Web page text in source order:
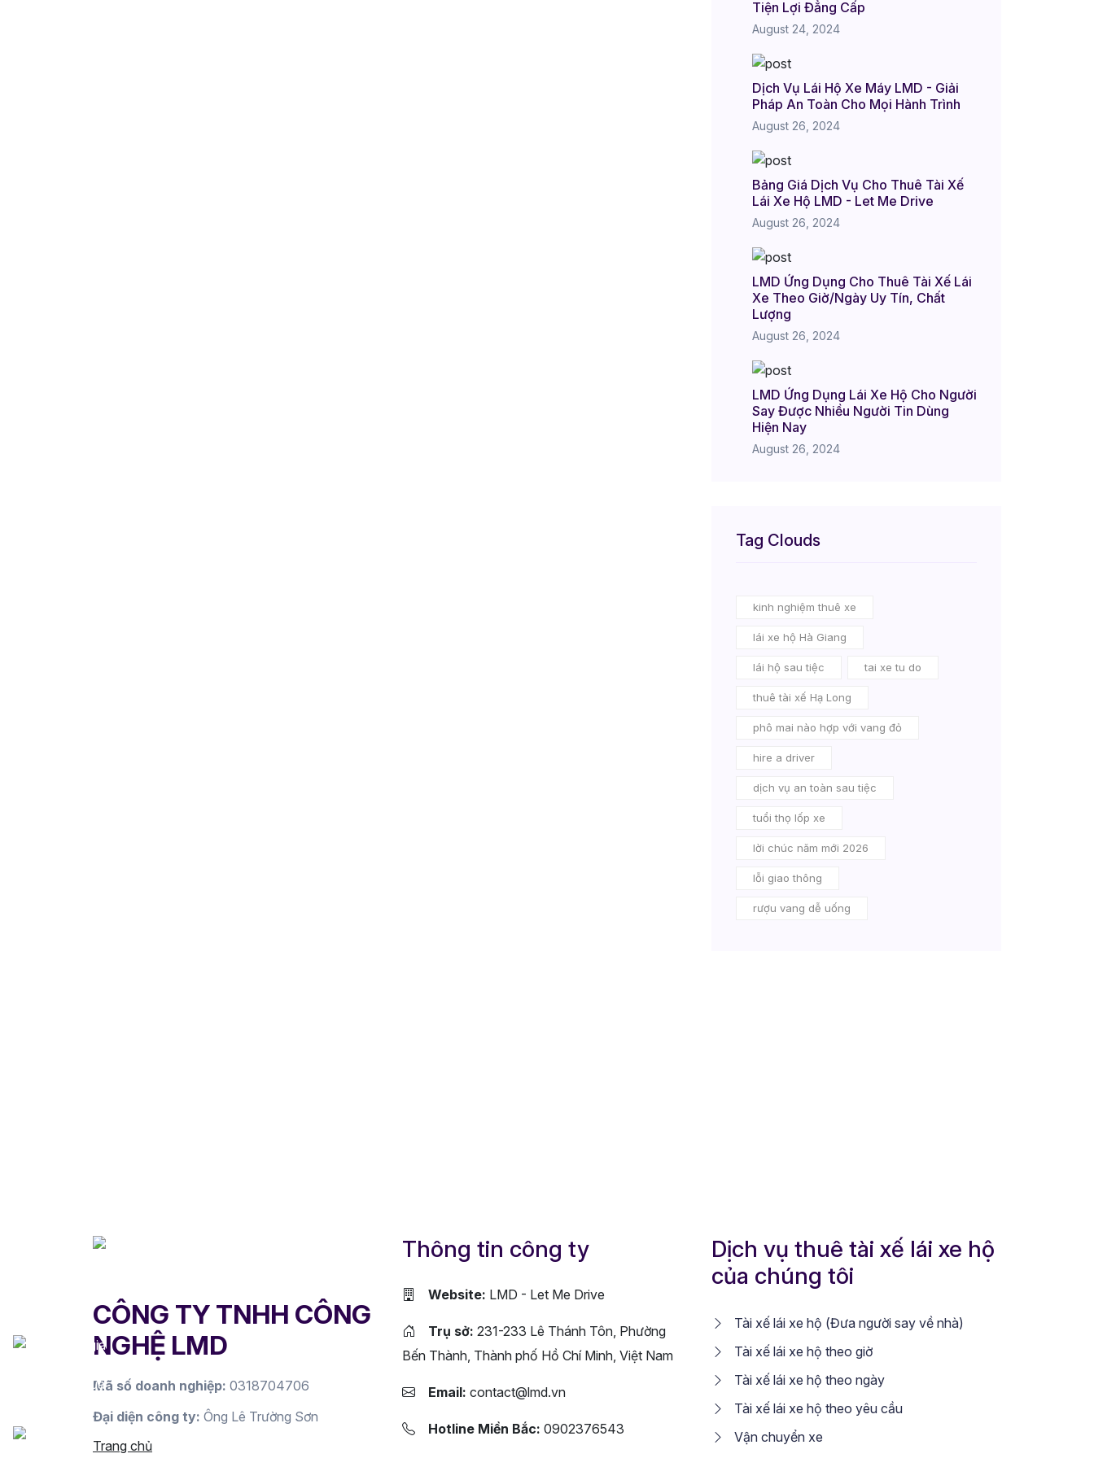
Tiện Lợi Đẳng Cấp
August 24, 2024
Dịch Vụ Lái Hộ Xe Máy LMD - Giải
Pháp An Toàn Cho Mọi Hành Trình
August 26, 2024
Bảng Giá Dịch Vụ Cho Thuê Tài Xế
Lái Xe Hộ LMD - Let Me Drive
August 26, 2024
LMD Ứng Dụng Cho Thuê Tài Xế Lái
Xe Theo Giờ/Ngày Uy Tín, Chất
Lượng
August 26, 2024
LMD Ứng Dụng Lái Xe Hộ Cho Người
Say Được Nhiều Người Tin Dùng
Hiện Nay
August 26, 2024
Tag Clouds
kinh nghiệm thuê xe
lái xe hộ Hà Giang
lái hộ sau tiệc tai xe tu do
thuê tài xế Hạ Long
phô mai nào hợp với vang đỏ
hire a driver
dịch vụ an toàn sau tiệc
tuổi thọ lốp xe
lời chúc năm mới 2026
lỗi giao thông
rượu vang dễ uống
CÔNG TY TNHH CÔNG
NGHỆ LMD
Mã số doanh nghiệp: 0318704706
Đại diện công ty: Ông Lê Trường Sơn
Trang chủ
Thông tin công ty
Website: LMD - Let Me Drive
Trụ sở: 231-233 Lê Thánh Tôn, Phường
Bến Thành, Thành phố Hồ Chí Minh, Việt Nam
Email: contact@lmd.vn
Hotline Miền Bắc: 0902376543
Dịch vụ thuê tài xế lái xe hộ
của chúng tôi
Tài xế lái xe hộ (Đưa người say về nhà)
Tài xế lái xe hộ theo giờ
Tài xế lái xe hộ theo ngày
Tài xế lái xe hộ theo yêu cầu
Vận chuyển xe